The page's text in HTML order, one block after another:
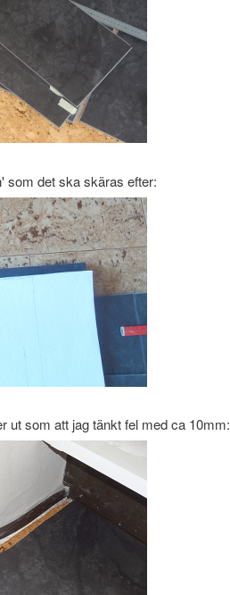
som det ska skäras efter:
ut som att jag tänkt fel med ca 10mm: